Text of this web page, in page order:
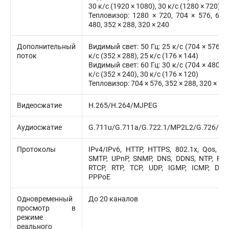
30 к/с (1920 × 1080), 30 к/с (1280 × 720)
Тепловизор: 1280 × 720, 704 × 576,
480, 352 × 288, 320 × 240
Дополнительный
поток
Видимый свет: 50 Гц: 25 к/с (704 × 576),
к/с (352 × 288), 25 к/с (176 × 144)
Видимый свет: 60 Гц: 30 к/с (704 × 480),
к/с (352 × 240), 30 к/с (176 × 120)
Тепловизор: 704 × 576, 352 × 288, 320 ×
Видеосжатие H.265/H.264/MJPEG
Аудиосжатие G.711u/G.711a/G.722.1/MP2L2/G.726/
Протоколы
IPv4/IPv6, HTTP, HTTPS, 802.1x, Qos,
SMTP, UPnP, SNMP, DNS, DDNS, NTP,
RTCP, RTP, TCP, UDP, IGMP, ICMP,
PPPoE
Одновременный
просмотр в
режиме
реального
До 20 каналов